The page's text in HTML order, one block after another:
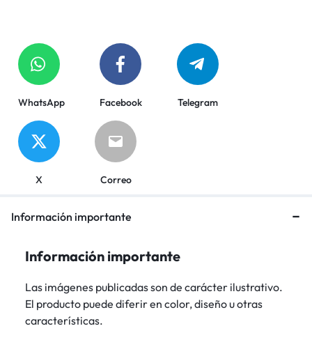
WhatsApp Facebook Telegram
X Correo
Información importante
Información importante
Las imágenes publicadas son de carácter ilustrativo.
El producto puede diferir en color, diseño u otras
características.